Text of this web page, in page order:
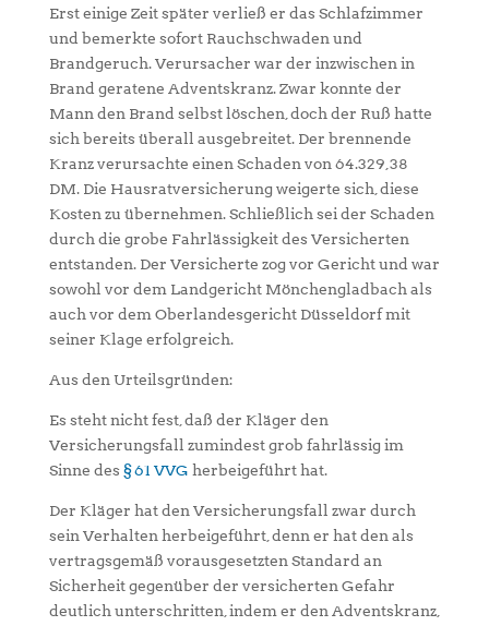
Erst einige Zeit später verließ er das Schlafzimmer
und bemerkte sofort Rauchschwaden und
Brandgeruch. Verursacher war der inzwischen in
Brand geratene Adventskranz. Zwar konnte der
Mann den Brand selbst löschen, doch der Ruß hatte
sich bereits überall ausgebreitet. Der brennende
Kranz verursachte einen Schaden von 64.329,38
DM. Die Hausratversicherung weigerte sich, diese
Kosten zu übernehmen. Schließlich sei der Schaden
durch die grobe Fahrlässigkeit des Versicherten
entstanden. Der Versicherte zog vor Gericht und war
sowohl vor dem Landgericht Mönchengladbach als
auch vor dem Oberlandesgericht Düsseldorf mit
seiner Klage erfolgreich.
Aus den Urteilsgründen:
Es steht nicht fest, daß der Kläger den
Versicherungsfall zumindest grob fahrlässig im
Sinne des§ 61 VVG herbeigeführt hat.
Der Kläger hat den Versicherungsfall zwar durch
sein Verhalten herbeigeführt, denn er hat den als
vertragsgemäß vorausgesetzten Standard an
Sicherheit gegenüber der versicherten Gefahr
deutlich unterschritten, indem er den Adventskranz,